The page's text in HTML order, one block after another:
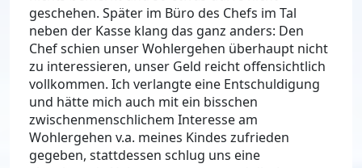
geschehen. Später im Büro des Chefs im Tal
neben der Kasse klang das ganz anders: Den
Chef schien unser Wohlergehen überhaupt nicht
zu interessieren, unser Geld reicht offensichtlich
vollkommen. Ich verlangte eine Entschuldigung
und hätte mich auch mit ein bisschen
zwischenmenschlichem Interesse am
Wohlergehen v.a. meines Kindes zufrieden
gegeben, stattdessen schlug uns eine